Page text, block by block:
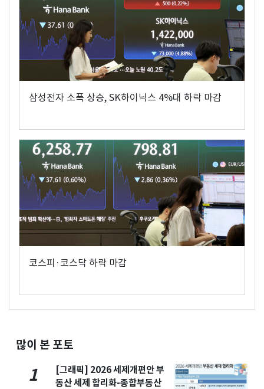
삼성전자 소폭 상승, SK하이닉스 4%대 하락 마감
코스피·코스닥 하락 마감
많이 본 포토
1
[그래픽] 2026 세제개편안 부
동산 세제 합리화-종합부동산